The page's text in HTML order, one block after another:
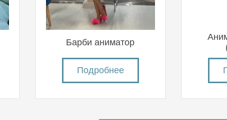
Барби аниматор
Подробнее